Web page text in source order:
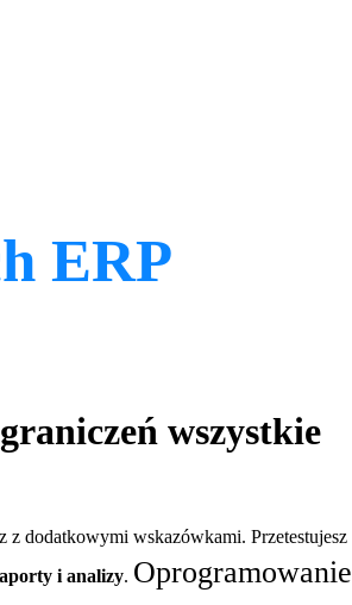
ERP
wszystkie
z dodatkowymi wskazówkami. Przetestujesz
i analizy. Oprogramowanie